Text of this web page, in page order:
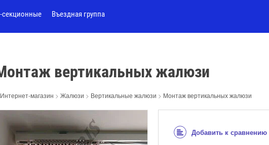
секционные Въездная группа
вертикальных жалюзи
Интернет-магазин > Жалюзи > Вертикальные жалюзи > Монтаж вертикальных жалюзи
Добавить к сравнению